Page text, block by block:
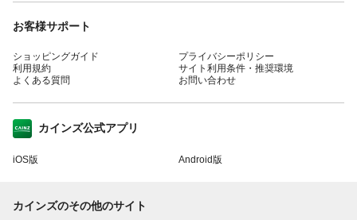
お客様サポート
ショッピングガイド
利用規約
よくある質問
プライバシーポリシー
サイト利用条件・推奨環境
お問い合わせ
カインズ公式アプリ
iOS版 Android版
カインズのその他のサイト